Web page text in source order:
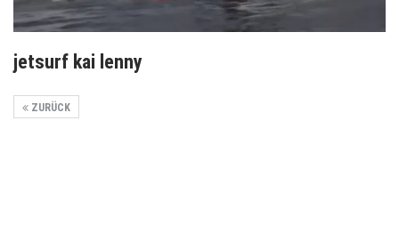
jetsurf kai lenny
ZURÜCK